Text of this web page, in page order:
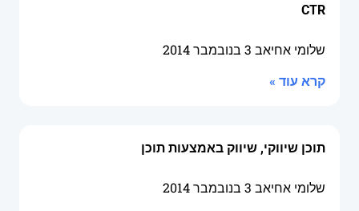
CTR
שלומי אחיאב 3 בנובמבר 2014
קרא עוד »
תוכן שיווקי, שיווק באמצעות תוכן
שלומי אחיאב 3 בנובמבר 2014